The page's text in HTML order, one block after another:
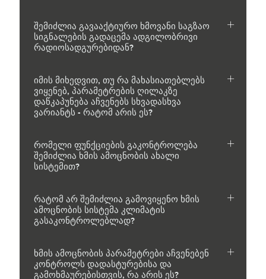
შემიძლია გავააქტიურო ხმოვანი საგზაო
სიგნალების გადაცემა ადგილობრივი
რადიოსადგურებიდან?
იმის მიხედვით, თუ რა მახასიათებლებს
ვიყენებ, პარამეტრების ღილაკზე
დაწკაპუნება აჩვენებს სხვადასხვა
ვარიანტს - რატომ არის ეს?
რომელი ფუნქციების გაკონტროლება
შემიძლია ხმის ამოცნობის ახალი
სისტემით?
რატომ არ შემიძლია გამოვიყენო ხმის
ამოცნობის სისტემა კლიმატის
გასაკონტროლებლად?
ხმის ამოცნობის პარამეტრები აჩვენებენ
კონტროლს დადასტურებისა და
გამოხმაურებისთვის, რა არის ეს?